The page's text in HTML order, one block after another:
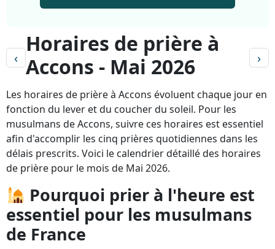
‹
Horaires de prière à
Accons - Mai 2026
›
Les horaires de prière à Accons évoluent chaque jour en
fonction du lever et du coucher du soleil. Pour les
musulmans de Accons, suivre ces horaires est essentiel
afin d'accomplir les cinq prières quotidiennes dans les
délais prescrits. Voici le calendrier détaillé des horaires
de prière pour le mois de Mai 2026.
Pourquoi prier à l'heure est
essentiel pour les musulmans
de France